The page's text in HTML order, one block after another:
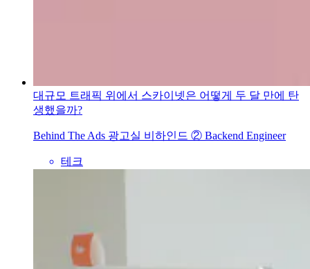
대규모 트래픽 위에서 스카이넷은 어떻게 두 달 만에 탄
생했을까?
Behind The Ads 광고실 비하인드 ② Backend Engineer
테크